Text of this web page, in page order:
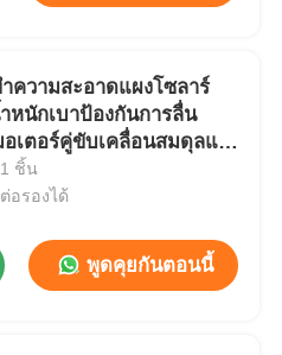
ความสะอาดแผงโซลาร์
หนักเบาป้องกันการลื่น
เตอร์คู่ขับเคลื่อนสมดุลและ
คาร์บอนไฟเบอร์
ำความสะอาดโมดูล PV
1 ชิ้น
อรองได้
พูดคุยกันตอนนี้